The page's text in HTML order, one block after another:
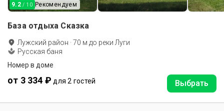
9.2 / 10 Рекомендуем
База отдыха Сказка
Лужский район ·70 м до реки Луги
Русская баня
Номер в доме
от 3 334 ₽ для 2 гостей Выбрать